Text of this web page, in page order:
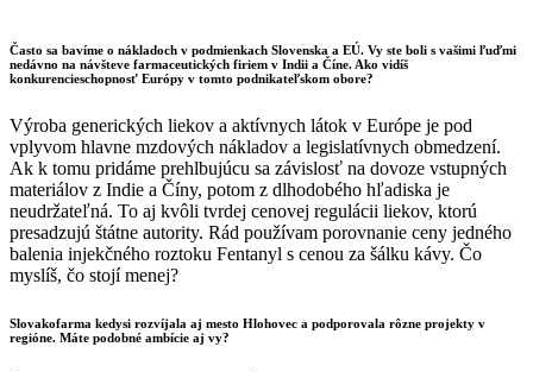
Často sa bavíme o nákladoch v podmienkach Slovenska a EÚ. Vy ste boli s vašimi ľuďmi
nedávno na návšteve farmaceutických firiem v Indii a Číne. Ako vidíš
konkurencieschopnosť Európy v tomto podnikateľskom obore?
Výroba generických liekov a aktívnych látok v Európe je pod
vplyvom hlavne mzdových nákladov a legislatívnych obmedzení.
Ak k tomu pridáme prehlbujúcu sa závislosť na dovoze vstupných
materiálov z Indie a Číny, potom z dlhodobého hľadiska je
neudržateľná. To aj kvôli tvrdej cenovej regulácii liekov, ktorú
presadzujú štátne autority. Rád používam porovnanie ceny jedného
balenia injekčného roztoku Fentanyl s cenou za šálku kávy. Čo
myslíš, čo stojí menej?
Slovakofarma kedysi rozvíjala aj mesto Hlohovec a podporovala rôzne projekty v
regióne. Máte podobné ambície aj vy?